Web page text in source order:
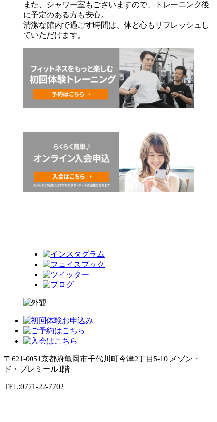
また、シャワー室もございますので、トレーニング後
に予定のある方も安心。
清潔な館内で過ごす時間は、体と心もリフレッシュし
ていただけます。
〒621-0051京都府亀岡市千代川町今津2丁目5-10 メゾン・
ド・プレミール1階
TEL:0771-22-7702